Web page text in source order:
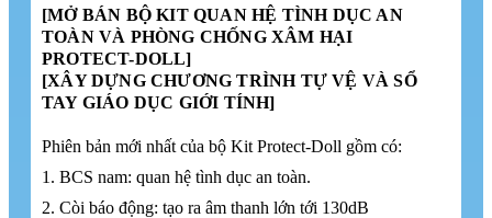
[MỞ BÁN BỘ KIT QUAN HỆ TÌNH DỤC AN
TOÀN VÀ PHÒNG CHỐNG XÂM HẠI
PROTECT-DOLL]
[XÂY DỰNG CHƯƠNG TRÌNH TỰ VỆ VÀ SỔ
TAY GIÁO DỤC GIỚI TÍNH]
Phiên bản mới nhất của bộ Kit Protect-Doll gồm có:
1. BCS nam: quan hệ tình dục an toàn.
2. Còi báo động: tạo ra âm thanh lớn tới 130dB